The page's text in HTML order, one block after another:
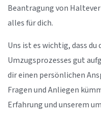
Beantragung von
alles für dich.
Uns ist es wichtig, dass
Umzugsprozesses gut
dir einen persönlichen
Fragen und Anliegen
Erfahrung und unserem